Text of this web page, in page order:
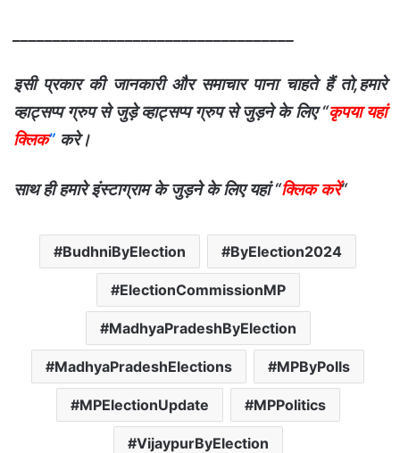
इसी प्रकार की जानकारी और समाचार पाना चाहते हैं तो,हमारे
व्हाट्सप्प ग्रुप से जुड़े व्हाट्सप्प ग्रुप से जुड़ने के लिए “कृपया यहां
क्लिक” करे।
साथ ही हमारे इंस्टाग्राम के जुड़ने के लिए यहां “क्लिक करें“
BudhniByElection ByElection2024
ElectionCommissionMP
MadhyaPradeshByElection
MadhyaPradeshElections MPByPolls
MPElectionUpdate MPPolitics
VijaypurByElection